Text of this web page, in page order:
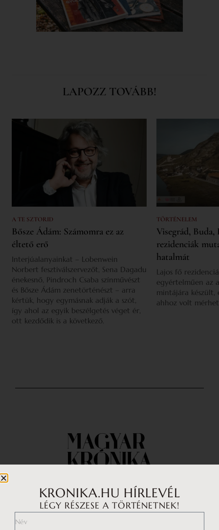
LAPOZZ TOVÁBB!
A TE SZTORID
Bősze Ádám: Számomra ez az
éltető erő
Interjúalanyainkat – Lobenwein
Norbert fesztiválszervezőt, Sena Dagadu
énekesnő, Pindroch Csaba színművészt
és Bősze Ádám zenetörténészt – arra
kértük, hogy egymásnak adják a szót,
így ahol az egyik beszélgetés véget ér,
ott kezdődik is a következő.
TÖRTÉNELEM
Visegrád,
rezidenciák
hatalmát
Lajos fő
egyértelműen az
mintájára készült,
ahhoz volt
Impresszum
KRONIKA.HU HÍRLEVÉL
LÉGY RÉSZESE A TÖRTÉNETNEK!